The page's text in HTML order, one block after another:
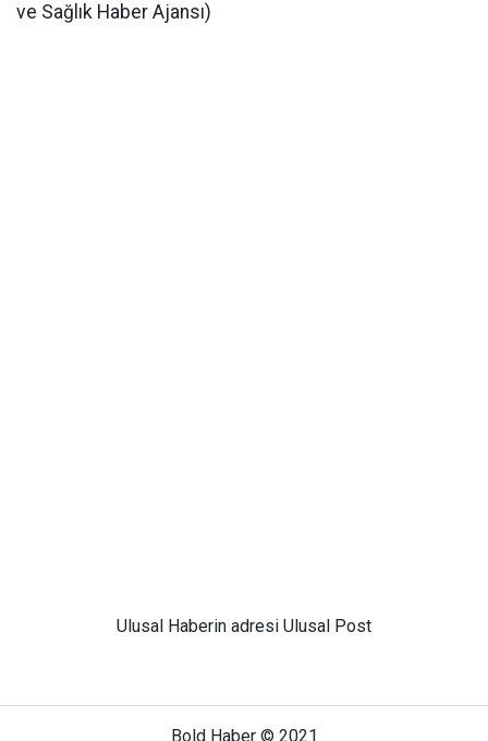
ve Sağlık Haber Ajansı)
Ulusal Haberin adresi Ulusal Post
Bold Haber © 2021